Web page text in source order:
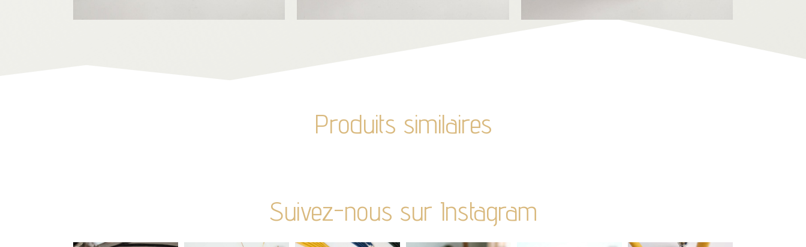
Produits similaires
Suivez-nous sur Instagram